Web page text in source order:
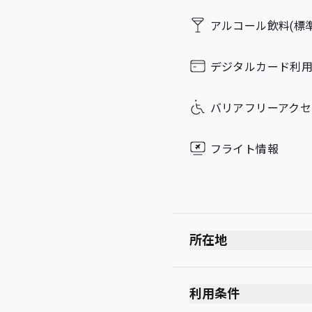
Friday
Sunday
アルコール飲料(標
デジタルカード利
バリアフリーアク
フライト情報
所在地
利用条件